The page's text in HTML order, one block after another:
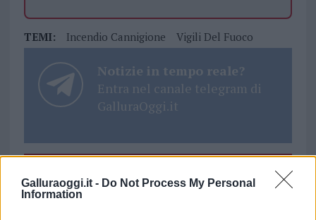
Galluraoggi.it - Do Not Process My Personal
Information
TEMI: Incendio Cannigione Vigili Del Fuoco
Notizie in tempo reale?
Entra nel canale telegram di
GalluraOggi.it
Inviaci le tue segnalazioni,
i tuoi video e le tue foto